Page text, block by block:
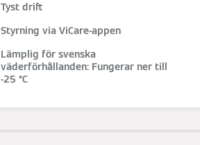
Tyst drift
Styrning via ViCare-appen
Lämplig för svenska
väderförhållanden: Fungerar ner till
-25 °C